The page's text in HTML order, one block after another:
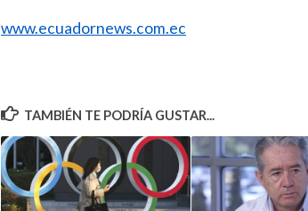
www.ecuadornews.com.ec
TAMBIÉN TE PODRÍA GUSTAR...